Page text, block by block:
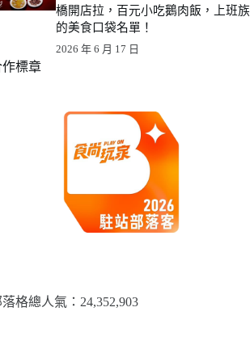
橋開店拉，百元小吃鵝肉飯，上班族
的美食口袋名單！
2026 年 6 月 17 日
作標章
格總人氣：​24,352,903